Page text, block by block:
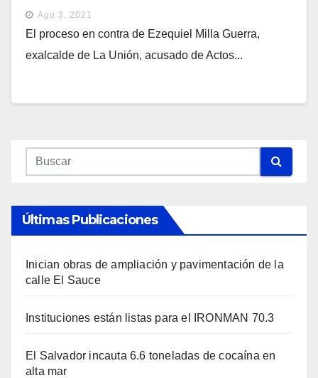
contra la mujer, en libertad
Ago 3, 2021
El proceso en contra de Ezequiel Milla Guerra,
exalcalde de La Unión, acusado de Actos...
Últimas Publicaciones
Inician obras de ampliación y pavimentación de la
calle El Sauce
Instituciones están listas para el IRONMAN 70.3
El Salvador incauta 6.6 toneladas de cocaína en
alta mar